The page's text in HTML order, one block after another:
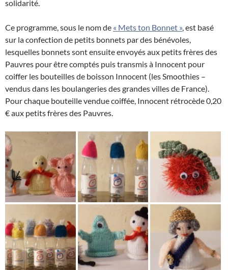
solidarité.
Ce programme, sous le nom de « Mets ton Bonnet », est basé
sur la confection de petits bonnets par des bénévoles,
lesquelles bonnets sont ensuite envoyés aux petits frères des
Pauvres pour être comptés puis transmis à Innocent pour
coiffer les bouteilles de boisson Innocent (les Smoothies –
vendus dans les boulangeries des grandes villes de France).
Pour chaque bouteille vendue coiffée, Innocent rétrocède 0,20
€ aux petits frères des Pauvres.